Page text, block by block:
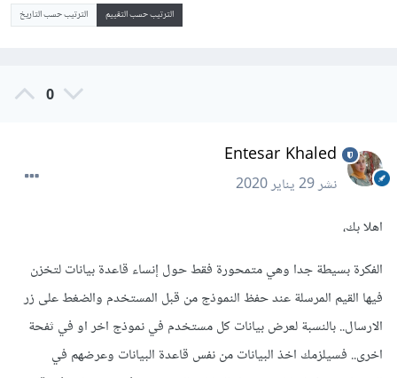
الترتيب حسب التقييم الترتيب حسب التاريخ
0
Entesar Khaled
نشر29 يناير 2020
اهلا بك،
الفكرة بسيطة جدا وهي متمحورة فقط حول إنساء قاعدة بيانات لتخزن
فيها القيم المرسلة عند حفظ النموذج من قبل المستخدم والضغط على زر
الارسال.. بالنسبة لعرض بيانات كل مستخدم في نموذج اخر او في ثفحة
اخرى.. فسيلزمك اخذ البيانات من نفس قاعدة البيانات وعرضهم في